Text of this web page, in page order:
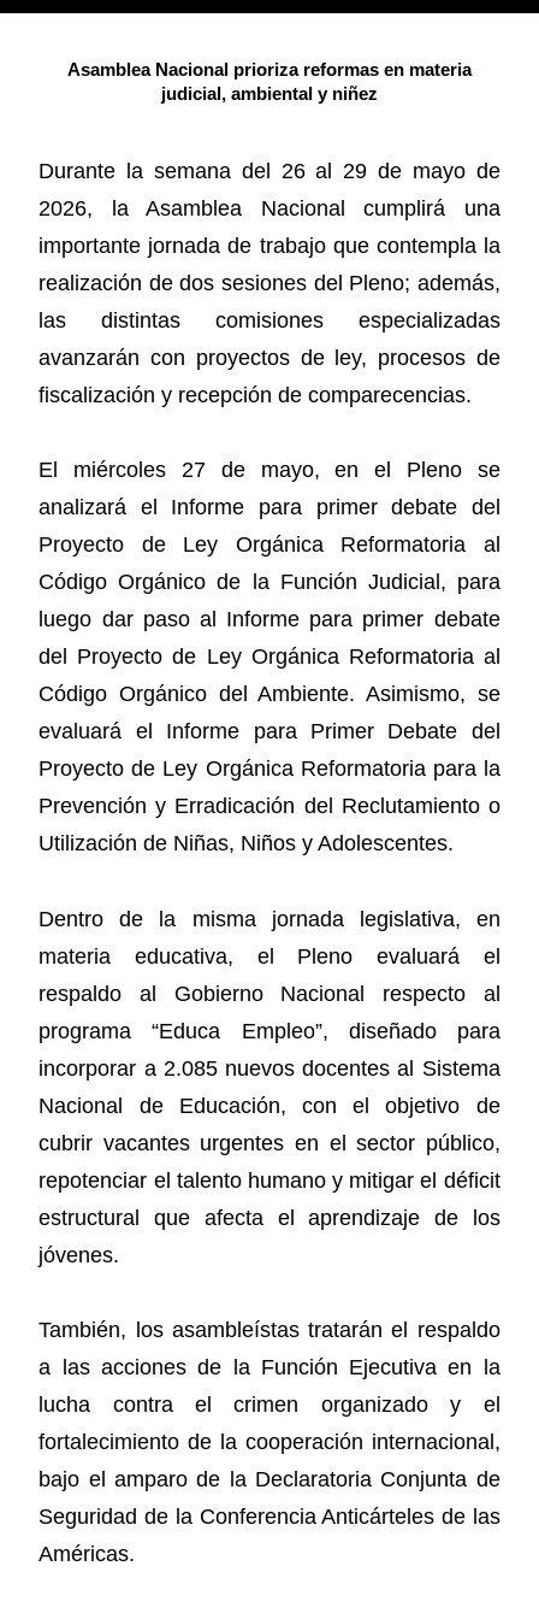
Asamblea Nacional prioriza reformas en materia
judicial, ambiental y niñez
Durante la semana del 26 al 29 de mayo de
2026, la Asamblea Nacional cumplirá una
importante jornada de trabajo que contempla la
realización de dos sesiones del Pleno; además,
las distintas comisiones especializadas
avanzarán con proyectos de ley, procesos de
fiscalización y recepción de comparecencias.
El miércoles 27 de mayo, en el Pleno se
analizará el Informe para primer debate del
Proyecto de Ley Orgánica Reformatoria al
Código Orgánico de la Función Judicial, para
luego dar paso al Informe para primer debate
del Proyecto de Ley Orgánica Reformatoria al
Código Orgánico del Ambiente. Asimismo, se
evaluará el Informe para Primer Debate del
Proyecto de Ley Orgánica Reformatoria para la
Prevención y Erradicación del Reclutamiento o
Utilización de Niñas, Niños y Adolescentes.
Dentro de la misma jornada legislativa, en
materia educativa, el Pleno evaluará el
respaldo al Gobierno Nacional respecto al
programa “Educa Empleo”, diseñado para
incorporar a 2.085 nuevos docentes al Sistema
Nacional de Educación, con el objetivo de
cubrir vacantes urgentes en el sector público,
repotenciar el talento humano y mitigar el déficit
estructural que afecta el aprendizaje de los
jóvenes.
También, los asambleístas tratarán el respaldo
a las acciones de la Función Ejecutiva en la
lucha contra el crimen organizado y el
fortalecimiento de la cooperación internacional,
bajo el amparo de la Declaratoria Conjunta de
Seguridad de la Conferencia Anticárteles de las
Américas.